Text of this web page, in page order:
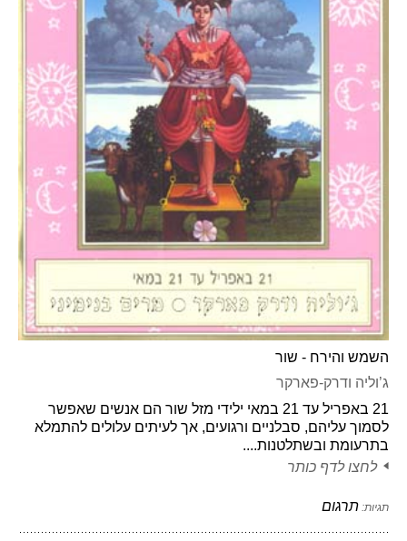
השמש והירח - שור
ג’וליה ודרק-פארקר
21 באפריל עד 21 במאי ילידי מזל שור הם אנשים שאפשר
לסמוך עליהם, סבלניים ורגועים, אך לעיתים עלולים להתמלא
בתרעומת ובשתלטנות....
לחצו לדף כותר
תגיות: תרגום